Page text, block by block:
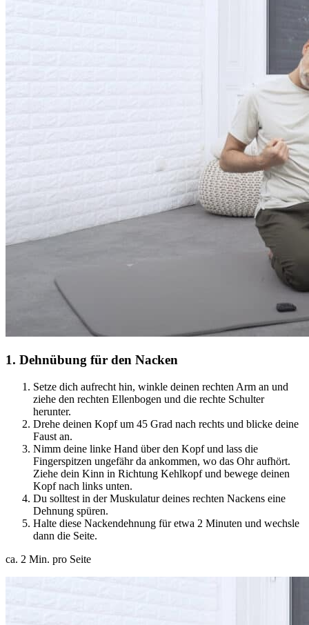
1. Dehnübung für den Nacken
Setze dich aufrecht hin, winkle deinen rechten Arm an und
ziehe den rechten Ellenbogen und die rechte Schulter
herunter.
Drehe deinen Kopf um 45 Grad nach rechts und blicke deine
Faust an.
Nimm deine linke Hand über den Kopf und lass die
Fingerspitzen ungefähr da ankommen, wo das Ohr aufhört.
Ziehe dein Kinn in Richtung Kehlkopf und bewege deinen
Kopf nach links unten.
Du solltest in der Muskulatur deines rechten Nackens eine
Dehnung spüren.
Halte diese Nackendehnung für etwa 2 Minuten und wechsle
dann die Seite.
ca. 2 Min. pro Seite